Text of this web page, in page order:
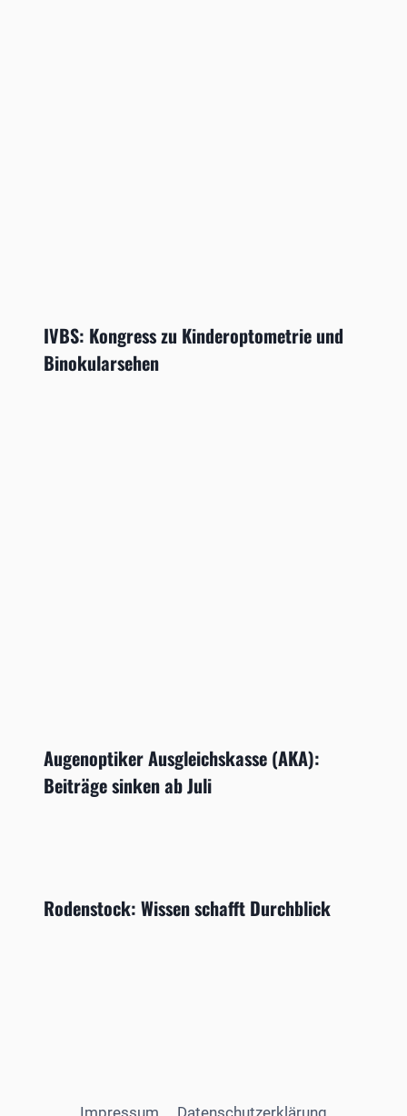
IVBS: Kongress zu Kinderoptometrie und
Binokularsehen
Augenoptiker Ausgleichskasse (AKA):
Beiträge sinken ab Juli
Rodenstock: Wissen schafft Durchblick